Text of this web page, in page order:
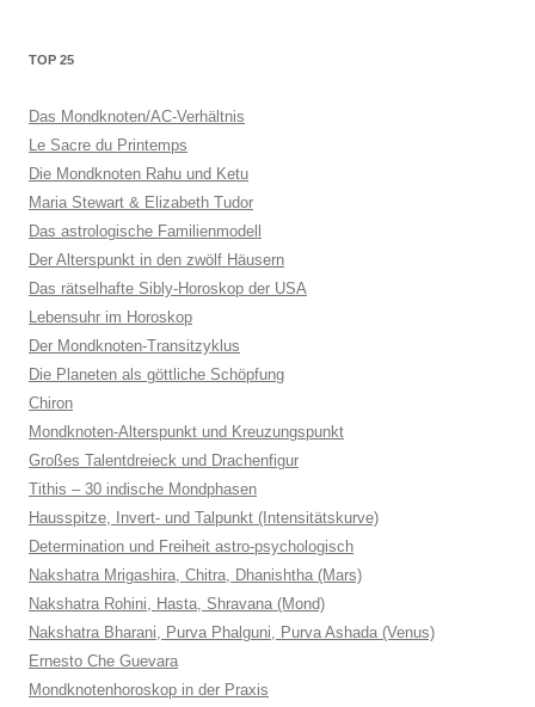
TOP 25
Das Mondknoten/AC-Verhältnis
Le Sacre du Printemps
Die Mondknoten Rahu und Ketu
Maria Stewart & Elizabeth Tudor
Das astrologische Familienmodell
Der Alterspunkt in den zwölf Häusern
Das rätselhafte Sibly-Horoskop der USA
Lebensuhr im Horoskop
Der Mondknoten-Transitzyklus
Die Planeten als göttliche Schöpfung
Chiron
Mondknoten-Alterspunkt und Kreuzungspunkt
Großes Talentdreieck und Drachenfigur
Tithis – 30 indische Mondphasen
Hausspitze, Invert- und Talpunkt (Intensitätskurve)
Determination und Freiheit astro-psychologisch
Nakshatra Mrigashira, Chitra, Dhanishtha (Mars)
Nakshatra Rohini, Hasta, Shravana (Mond)
Nakshatra Bharani, Purva Phalguni, Purva Ashada (Venus)
Ernesto Che Guevara
Mondknotenhoroskop in der Praxis